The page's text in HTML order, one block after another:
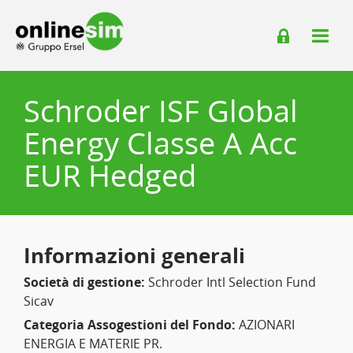
Schroder ISF Global
Energy Classe A Acc
EUR Hedged
Informazioni generali
Società di gestione: Schroder Intl Selection Fund
Sicav
Categoria Assogestioni del Fondo: AZIONARI
ENERGIA E MATERIE PR.